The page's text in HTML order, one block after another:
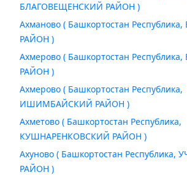
БЛАГОВЕЩЕНСКИЙ РАЙОН )
Ахманово ( Башкортостан
РАЙОН )
Ахмерово ( Башкортостан
РАЙОН )
Ахмерово ( Башкортостан Республика,
ИШИМБАЙСКИЙ РАЙОН )
Ахметово ( Башкортостан Республика,
КУШНАРЕНКОВСКИЙ РАЙОН )
Ахуново ( Башкортостан Республика,
РАЙОН )